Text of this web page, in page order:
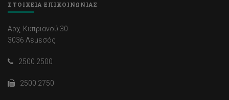
ΣΤΟΙΧΕΙΑ ΕΠΙΚΟΙΝΩΝΙΑΣ
Αρχ. Κυπριανού 30
3036 Λεμεσός
2500 2500
2500 2750